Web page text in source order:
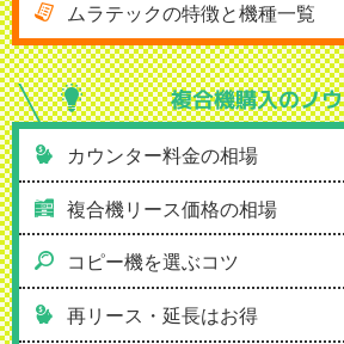
ムラテックの特徴と機種一覧
複合機購入のノ
カウンター料金の相場
複合機リース価格の相場
コピー機を選ぶコツ
再リース・延長はお得